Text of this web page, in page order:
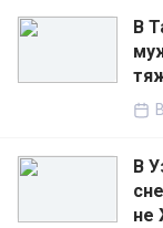
В
В
не